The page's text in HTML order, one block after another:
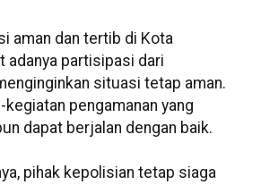
aman dan tertib di Kota
adanya partisipasi dari
situasi tetap aman.
pengamanan yang
dapat berjalan dengan baik.
pihak kepolisian tetap siaga